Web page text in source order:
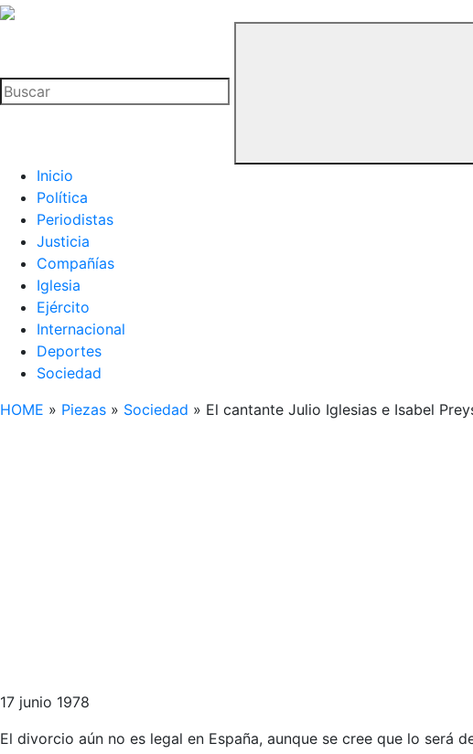
La
Buitre
Inicio
Política
Periodistas
Justicia
Compañías
Iglesia
Ejército
Internacional
Deportes
Sociedad
HOME » Piezas » Sociedad » El cantante Julio Iglesias e Isabel
17 junio 1978
El divorcio aún no es legal en España, aunque se cree que lo será